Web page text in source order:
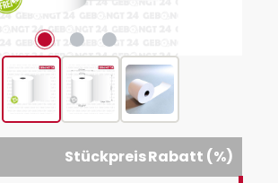
StückpreisRabatt (%)